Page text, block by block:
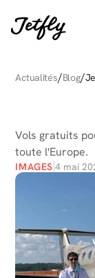
Actualités/Blog/
Vols gratuits
toute l'Europe.
IMAGES 4 mai